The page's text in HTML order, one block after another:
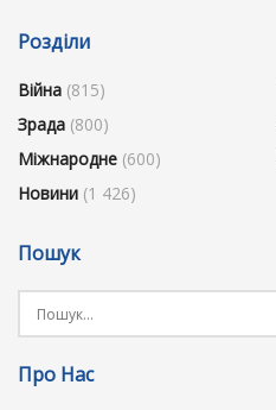
Розділи
Війна (815)
Зрада (800)
Міжнародне (600)
Новини (1 426)
Пошук
Про Нас